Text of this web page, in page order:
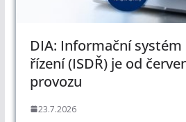
DIA: Informační
řízení (ISDŘ) je od
provozu
23.7.2026